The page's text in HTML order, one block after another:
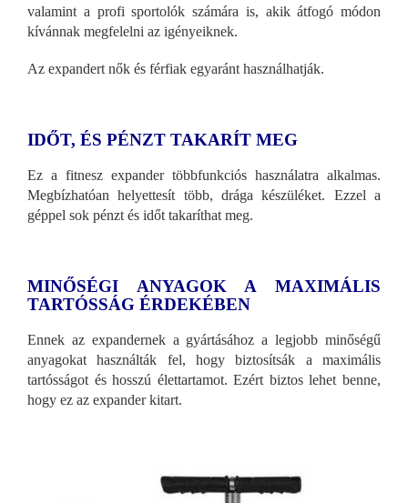
valamint a profi sportolók számára is, akik átfogó módon
kívánnak megfelelni az igényeiknek.
Az expandert nők és férfiak egyaránt használhatják.
IDŐT, ÉS PÉNZT TAKARÍT MEG
Ez a fitnesz expander többfunkciós használatra alkalmas.
Megbízhatóan helyettesít több, drága készüléket. Ezzel a
géppel sok pénzt és időt takaríthat meg.
MINŐSÉGI ANYAGOK A MAXIMÁLIS
TARTÓSSÁG ÉRDEKÉBEN
Ennek az expandernek a gyártásához a legjobb minőségű
anyagokat használták fel, hogy biztosítsák a maximális
tartósságot és hosszú élettartamot. Ezért biztos lehet benne,
hogy ez az expander kitart.